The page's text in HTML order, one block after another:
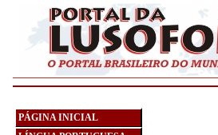
PÁGINA INICIAL